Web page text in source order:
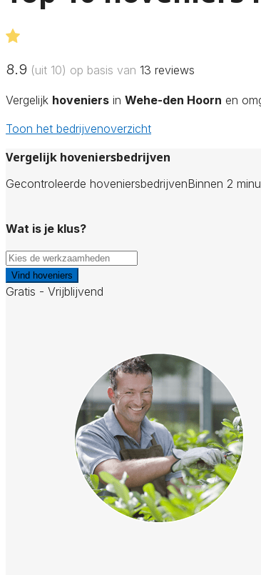
8.9 (uit 10) op basis van 13 reviews
Vergelijk hoveniers in Wehe-den Hoorn en
Toon het bedrijvenoverzicht
Vergelijk hoveniersbedrijven
Gecontroleerde hoveniersbedrijvenBinnen 2
Wat is je klus?
Vind hoveniers
Gratis - Vrijblijvend